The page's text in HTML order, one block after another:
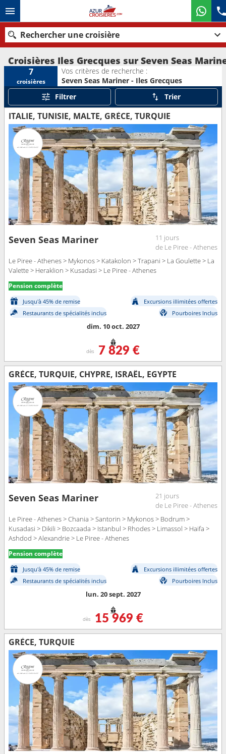
Rechercher une croisière
Nos destinations
Mois de départ
Ports Compagnies
Rechercher
Croisières Iles Grecques sur Seven Seas
7
croisières
Vos critères de recherche :
Seven Seas Mariner - Iles Grecques
Filtrer
Trier
ITALIE, TUNISIE, MALTE, GRÈCE, TURQUIE
Seven Seas Mariner
11 jours
de Le Piree - Athenes
Le Piree - Athenes > Mykonos > Katakolon > Trapani > La Goulette > La
Valette > Heraklion > Kusadasi > Le Piree - Athenes
Pension complète
Jusqu'à 45% de remise
Excursions illimitées offertes
Restaurants de spécialités inclus
Pourboires Inclus
dim. 10 oct. 2027
dès 7 829 €
GRÈCE, TURQUIE, CHYPRE, ISRAËL, EGYPTE
Seven Seas Mariner
21 jours
de Le Piree - Athenes
Le Piree - Athenes > Chania > Santorin > Mykonos > Bodrum >
Kusadasi > Dikili > Bozcaada > Istanbul > Rhodes > Limassol > Haifa >
Ashdod > Alexandrie > Le Piree - Athenes
Pension complète
Jusqu'à 45% de remise
Excursions illimitées offertes
Restaurants de spécialités inclus
Pourboires Inclus
lun. 20 sept. 2027
dès 15 969 €
GRÈCE, TURQUIE